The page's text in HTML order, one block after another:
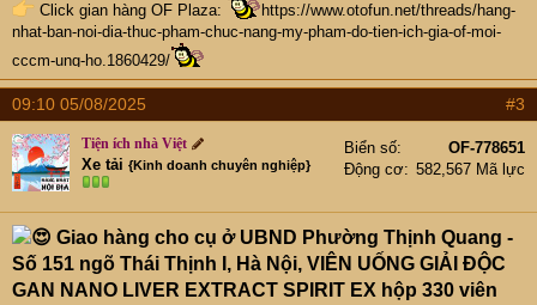
Click gian hàng OF Plaza:
https://www.otofun.net/threads/hang-
nhat-ban-noi-dia-thuc-pham-chuc-nang-my-pham-do-tien-ich-gia-of-moi-
cccm-ung-ho.1860429/
09:10 05/08/2025 #3
Tiện ích nhà Việt
Xe tải {Kinh doanh chuyên nghiệp}
Biển số
OF-778651
Động cơ
582,567 Mã lực
Giao hàng cho cụ ở UBND Phường Thịnh Quang -
Số 151 ngõ Thái Thịnh I, Hà Nội, VIÊN UỐNG GIẢI ĐỘC
GAN NANO LIVER EXTRACT SPIRIT EX hộp 330 viên